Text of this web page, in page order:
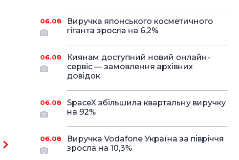
06.08
Виручка японського косметичного
гіганта зросла на 6,2%
06.08
Киянам доступний новий онлайн-
сервіс — замовлення архівних
довідок
06.08
SpaceX збільшила квартальну виручку
на 92%
06.08
Виручка Vodafone Україна за півріччя
зросла на 10,3%